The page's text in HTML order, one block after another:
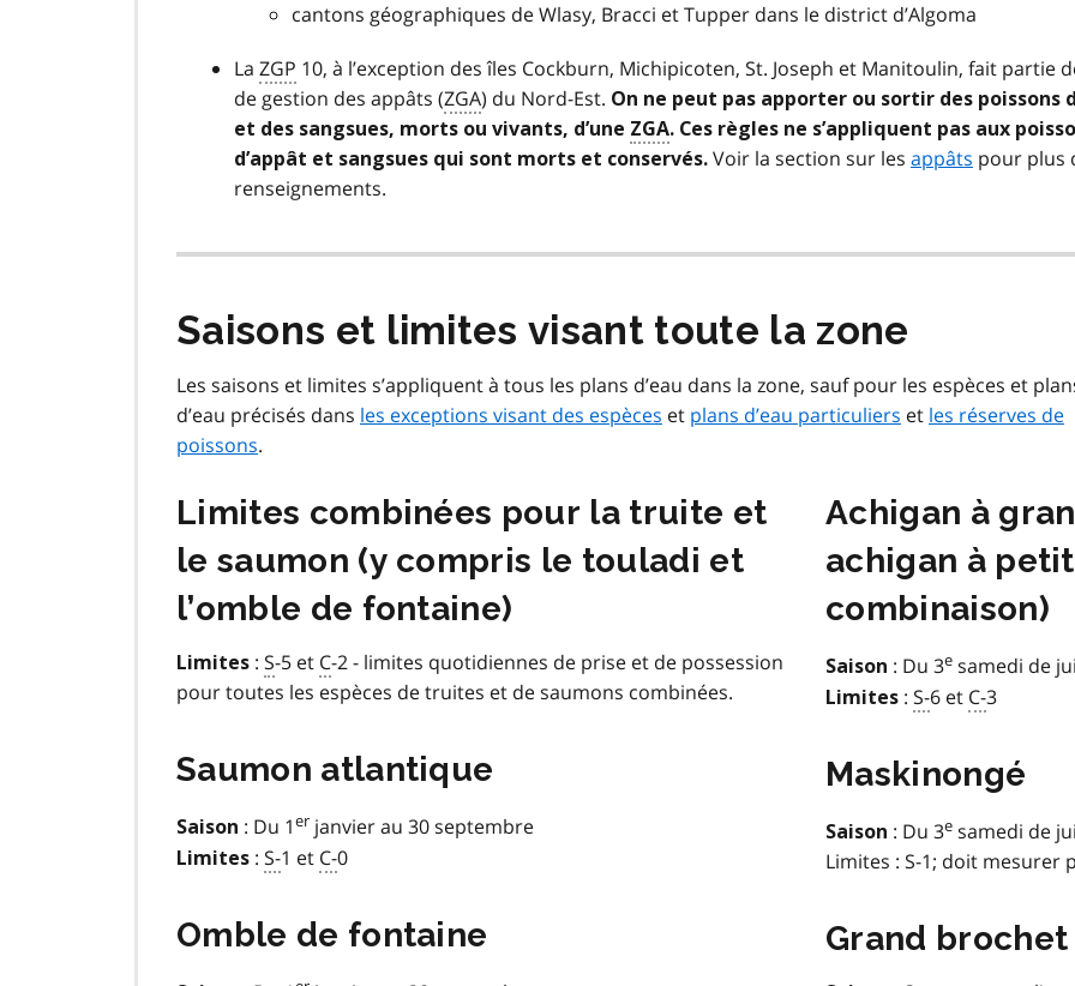
cantons géographiques de Wlasy, Bracci et Tupper dans le district d’Algoma
La ZGP 10, à l’exception des îles Cockburn, Michipicoten, St. Joseph et Manitoulin, fait partie
de gestion des appâts (ZGA) du Nord-Est. On ne peut pas apporter ou sortir des poissons
et des sangsues, morts ou vivants, d’une ZGA. Ces règles ne s’appliquent pas aux
d’appât et sangsues qui sont morts et conservés. Voir la section sur les appâts pour plus
renseignements.
Saisons et limites visant toute la zone
Les saisons et limites s’appliquent à tous les plans d’eau dans la zone, sauf pour les espèces et
d’eau précisés dans les exceptions visant des espèces et plans d’eau particuliers et les réserves de
poissons.
Limites combinées pour la truite et
le saumon (y compris le touladi et
l’omble de fontaine)
Limites : S-5 et C-2 - limites quotidiennes de prise et de possession
pour toutes les espèces de truites et de saumons combinées.
Saumon atlantique
Saison : Du 1er janvier au 30 septembre
Limites : S-1 et C-0
Omble de fontaine
Achigan à
achigan à
combinaison)
Saison : Du 3e samedi de
Limites : S-6 et C-3
Maskinongé
Saison : Du 3e samedi de
Limites : S-1; doit mesurer
Grand brochet